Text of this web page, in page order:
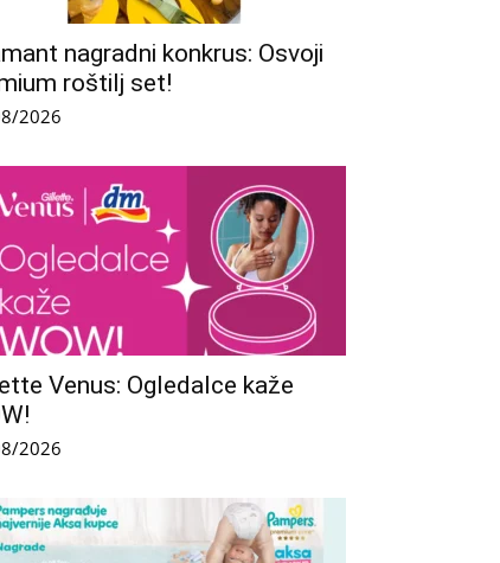
nagradni konkrus: Osvoji
roštilj set!
2026
Venus: Ogledalce kaže
2026